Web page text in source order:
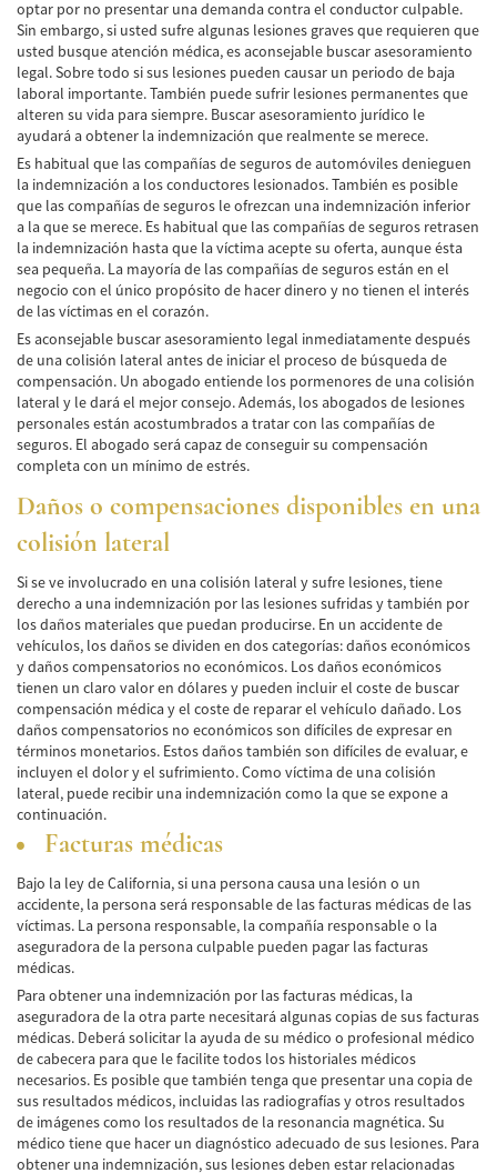
What to Do After an Accident
Catastrophic Injury
Auto Accidents
Airplane Accident Attorney
Bicycle Accidents
Limousine Accidents
Pedestrian Accidents
Motorcycle Accidents
Train and Subway Accidents
Truck Accidents
Types of Catastrophic Injuries
Medical Malpractice
Motorcycle Accident
Alcohol-Related Motorcycle Accident
Drug-Related Motorcycle Accident
Hit and Run Motorcycle Accident
Motorist
Motorcycle Rear-End Accident
Unsafe Left Turn Motorcycle Accident
Pedestrian Accident
Determining Fault
Dealing With Insurance Companies
optar por no presentar una demanda contra el conductor culpable.
Sin embargo, si usted sufre algunas lesiones graves que requieren que
usted busque atención médica, es aconsejable buscar asesoramiento
legal. Sobre todo si sus lesiones pueden causar un periodo de baja
laboral importante. También puede sufrir lesiones permanentes que
alteren su vida para siempre. Buscar asesoramiento jurídico le
ayudará a obtener la indemnización que realmente se merece.
Es habitual que las compañías de seguros de automóviles denieguen
la indemnización a los conductores lesionados. También es posible
que las compañías de seguros le ofrezcan una indemnización inferior
a la que se merece. Es habitual que las compañías de seguros retrasen
la indemnización hasta que la víctima acepte su oferta, aunque ésta
sea pequeña. La mayoría de las compañías de seguros están en el
negocio con el único propósito de hacer dinero y no tienen el interés
de las víctimas en el corazón.
Es aconsejable buscar asesoramiento legal inmediatamente después
de una colisión lateral antes de iniciar el proceso de búsqueda de
compensación. Un abogado entiende los pormenores de una colisión
lateral y le dará el mejor consejo. Además, los abogados de lesiones
personales están acostumbrados a tratar con las compañías de
seguros. El abogado será capaz de conseguir su compensación
completa con un mínimo de estrés.
Daños o compensaciones disponibles en una
colisión lateral
Si se ve involucrado en una colisión lateral y sufre lesiones, tiene
derecho a una indemnización por las lesiones sufridas y también por
los daños materiales que puedan producirse. En un accidente de
vehículos, los daños se dividen en dos categorías: daños económicos
y daños compensatorios no económicos. Los daños económicos
tienen un claro valor en dólares y pueden incluir el coste de buscar
compensación médica y el coste de reparar el vehículo dañado. Los
daños compensatorios no económicos son difíciles de expresar en
términos monetarios. Estos daños también son difíciles de evaluar, e
incluyen el dolor y el sufrimiento. Como víctima de una colisión
lateral, puede recibir una indemnización como la que se expone a
continuación.
Facturas médicas
Bajo la ley de California, si una persona causa una lesión o un
accidente, la persona será responsable de las facturas médicas de las
víctimas. La persona responsable, la compañía responsable o la
aseguradora de la persona culpable pueden pagar las facturas
médicas.
Para obtener una indemnización por las facturas médicas, la
aseguradora de la otra parte necesitará algunas copias de sus facturas
médicas. Deberá solicitar la ayuda de su médico o profesional médico
de cabecera para que le facilite todos los historiales médicos
necesarios. Es posible que también tenga que presentar una copia de
sus resultados médicos, incluidas las radiografías y otros resultados
de imágenes como los resultados de la resonancia magnética. Su
médico tiene que hacer un diagnóstico adecuado de sus lesiones. Para
obtener una indemnización, sus lesiones deben estar relacionadas